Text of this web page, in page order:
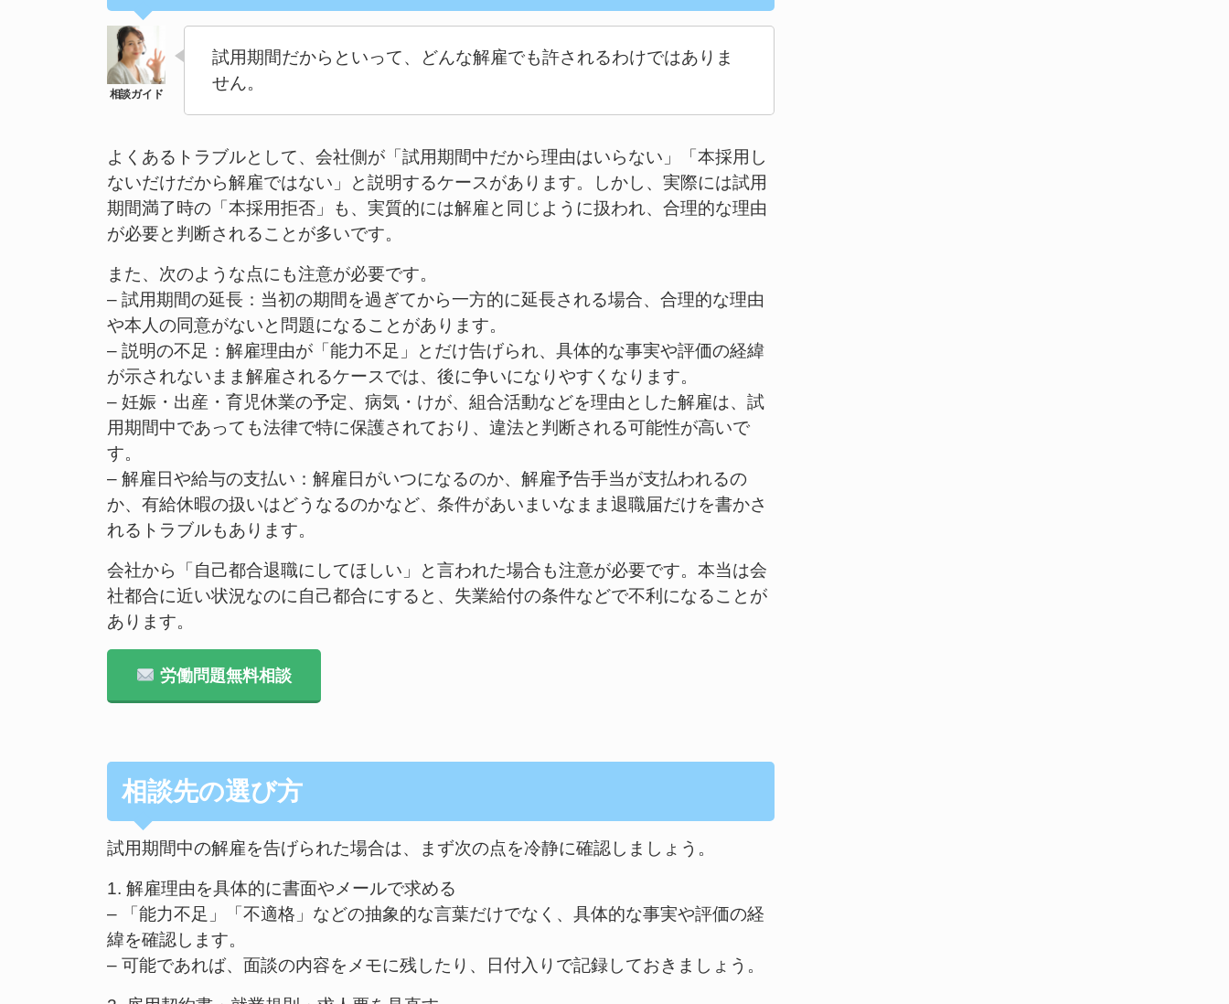
試用期間だからといって、どんな解雇でも許されるわけではありま
せん。
よくあるトラブルとして、会社側が「試用期間中だから理由はいらない」「本採用し
ないだけだから解雇ではない」と説明するケースがあります。しかし、実際には試用
期間満了時の「本採用拒否」も、実質的には解雇と同じように扱われ、合理的な理由
が必要と判断されることが多いです。
また、次のような点にも注意が必要です。
– 試用期間の延長：当初の期間を過ぎてから一方的に延長される場合、合理的な理由
や本人の同意がないと問題になることがあります。
– 説明の不足：解雇理由が「能力不足」とだけ告げられ、具体的な事実や評価の経緯
が示されないまま解雇されるケースでは、後に争いになりやすくなります。
– 妊娠・出産・育児休業の予定、病気・けが、組合活動などを理由とした解雇は、試
用期間中であっても法律で特に保護されており、違法と判断される可能性が高いで
す。
– 解雇日や給与の支払い：解雇日がいつになるのか、解雇予告手当が支払われるの
か、有給休暇の扱いはどうなるのかなど、条件があいまいなまま退職届だけを書かさ
れるトラブルもあります。
会社から「自己都合退職にしてほしい」と言われた場合も注意が必要です。本当は会
社都合に近い状況なのに自己都合にすると、失業給付の条件などで不利になることが
あります。
労働問題無料相談
相談先の選び方
試用期間中の解雇を告げられた場合は、まず次の点を冷静に確認しましょう。
1. 解雇理由を具体的に書面やメールで求める
– 「能力不足」「不適格」などの抽象的な言葉だけでなく、具体的な事実や評価の経
緯を確認します。
– 可能であれば、面談の内容をメモに残したり、日付入りで記録しておきましょう。